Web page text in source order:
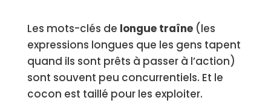
Les mots-clés de longue traîne(les
expressions longues que les gens tapent
quand ils sont prêts à passer à l’action)
sont souvent peu concurrentiels. Et le
cocon est taillé pour les exploiter.